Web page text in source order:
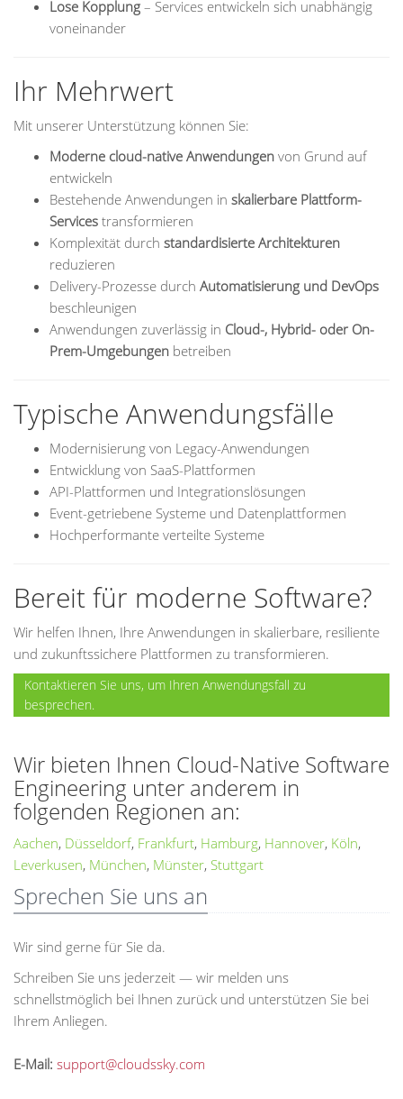
Lose Kopplung – Services entwickeln sich unabhängig
voneinander
Ihr Mehrwert
Mit unserer Unterstützung können Sie:
Moderne cloud-native Anwendungen von Grund auf
entwickeln
Bestehende Anwendungen in skalierbare Plattform-
Services transformieren
Komplexität durch standardisierte Architekturen
reduzieren
Delivery-Prozesse durch Automatisierung und DevOps
beschleunigen
Anwendungen zuverlässig in Cloud-, Hybrid- oder On-
Prem-Umgebungen betreiben
Typische Anwendungsfälle
Modernisierung von Legacy-Anwendungen
Entwicklung von SaaS-Plattformen
API-Plattformen und Integrationslösungen
Event-getriebene Systeme und Datenplattformen
Hochperformante verteilte Systeme
Bereit für moderne Software?
Wir helfen Ihnen, Ihre Anwendungen in skalierbare, resiliente
und zukunftssichere Plattformen zu transformieren.
Kontaktieren Sie uns, um Ihren Anwendungsfall zu
besprechen.
Wir bieten Ihnen Cloud-Native Software
Engineering unter anderem in
folgenden Regionen an:
Aachen, Düsseldorf, Frankfurt, Hamburg, Hannover, Köln,
Leverkusen, München, Münster, Stuttgart
Sprechen Sie uns an
Wir sind gerne für Sie da.
Schreiben Sie uns jederzeit — wir melden uns
schnellstmöglich bei Ihnen zurück und unterstützen Sie bei
Ihrem Anliegen.
E-Mail: support@cloudssky.com